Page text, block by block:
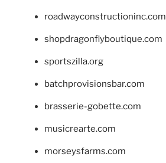
roadwayconstructioninc.com
shopdragonflyboutique.com
sportszilla.org
batchprovisionsbar.com
brasserie-gobette.com
musicrearte.com
morseysfarms.com